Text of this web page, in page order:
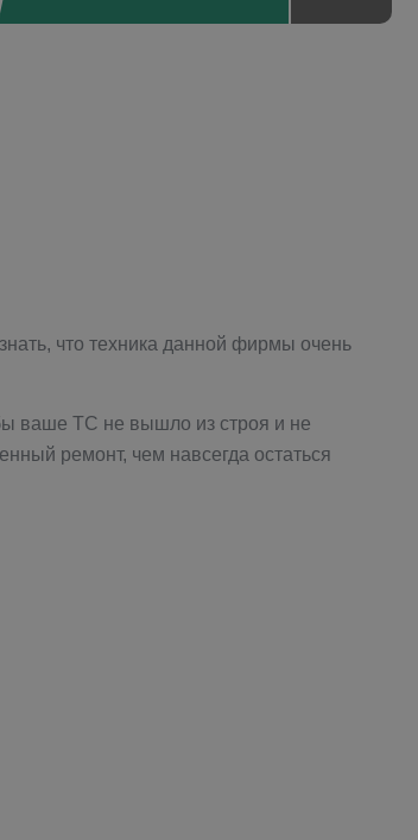
что техника данной фирмы очень
ваше ТС не вышло из строя и не
ремонт, чем навсегда остаться